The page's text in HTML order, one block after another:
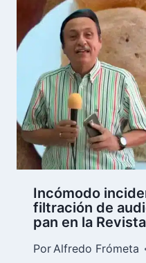
Incómodo
filtración de
pan en la
PorAlfredo Frómeta